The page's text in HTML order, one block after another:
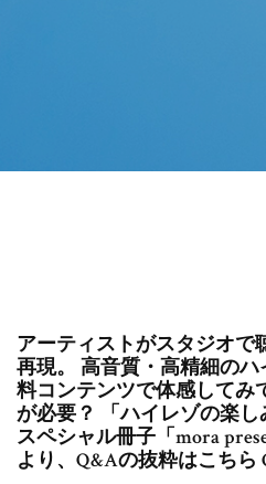
アーティストがスタジオで
再現。 高音質・高精細の
料コンテンツで体感してみ
が必要？ 「ハイレゾの楽
スペシャル冊子「mora
より、Q&Aの抜粋はこちら